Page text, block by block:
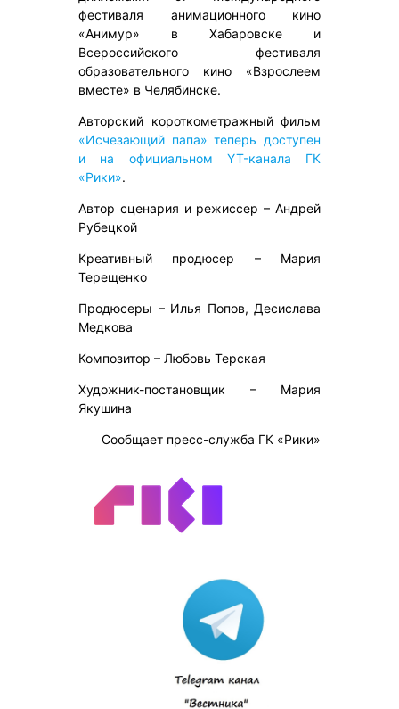
фестиваля анимационного кино
«Анимур» в Хабаровске и
Всероссийского фестиваля
образовательного кино «Взрослеем
вместе» в Челябинске.
Авторский короткометражный фильм
«Исчезающий папа» теперь доступен
и на официальном YT-канала ГК
«Рики».
Автор сценария и режиссер – Андрей
Рубецкой
Креативный продюсер – Мария
Терещенко
Продюсеры – Илья Попов, Десислава
Медкова
Композитор – Любовь Терская
Художник-постановщик – Мария
Якушина
Сообщает пресс-служба ГК «Рики»